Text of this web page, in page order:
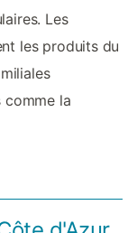
Les
les produits du
comme la